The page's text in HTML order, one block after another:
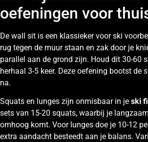
oefeningen voor
De wall sit is een klassieker voor ski
rug tegen de muur staan en zak door je
parallel aan de grond zijn. Houd dit 30-60
herhaal 3-5 keer. Deze oefening bootst de
na.
Squats en lunges zijn onmisbaar in je ski
sets van 15-20 squats, waarbij je
omhoog komt. Voor lunges doe je 10-12
extra aandacht besteedt aan je balans.